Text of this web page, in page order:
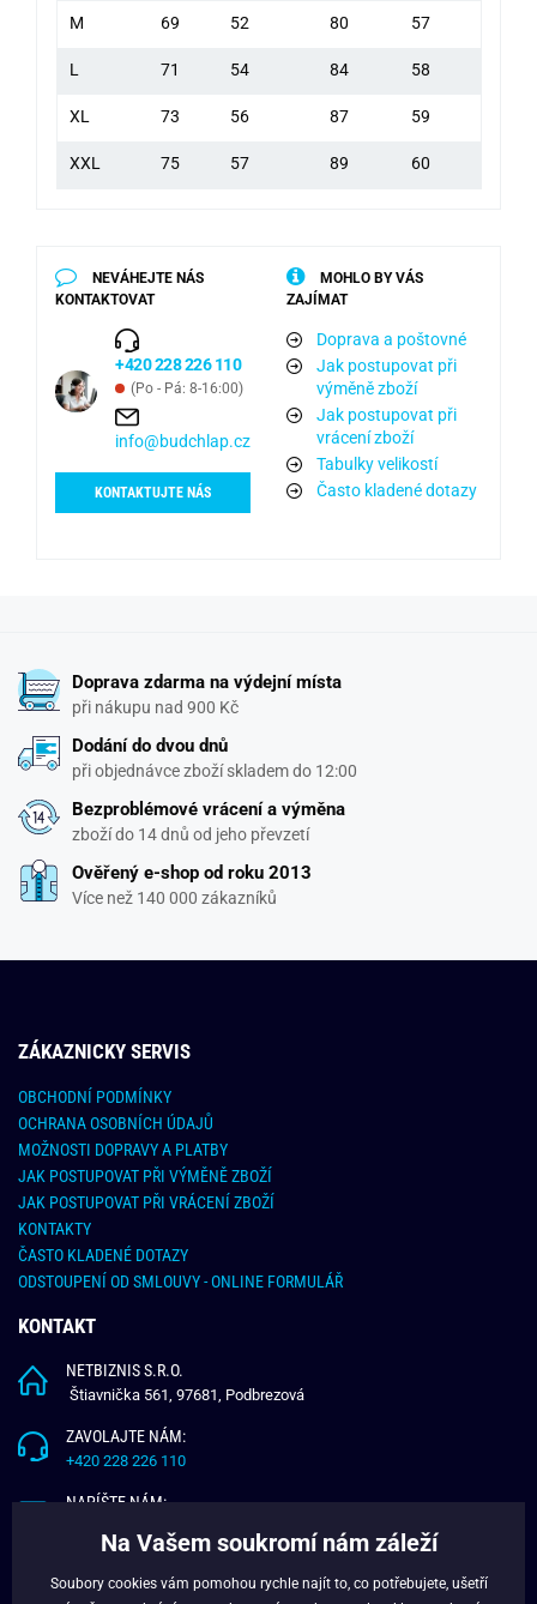
M 69 52 80 57
L 71 54 84 58
XL 73 56 87 59
XXL 75 57 89 60
NEVÁHEJTE NÁS
KONTAKTOVAT
+420 228 226 110
(Po - Pá: 8-16:00)
info@budchlap.cz
KONTAKTUJTE NÁS
MOHLO BY VÁS
ZAJÍMAT
Doprava a poštovné
Jak postupovat při
výměně zboží
Jak postupovat při
vrácení zboží
Tabulky velikostí
Často kladené dotazy
Doprava zdarma na výdejní místa
při nákupu nad 900 Kč
Dodání do dvou dnů
při objednávce zboží skladem do 12:00
Bezproblémové vrácení a výměna
zboží do 14 dnů od jeho převzetí
Ověřený e-shop od roku 2013
Více než 140 000 zákazníků
ZÁKAZNICKY SERVIS
OBCHODNÍ PODMÍNKY
OCHRANA OSOBNÍCH ÚDAJŮ
MOŽNOSTI DOPRAVY A PLATBY
JAK POSTUPOVAT PŘI VÝMĚNĚ ZBOŽÍ
JAK POSTUPOVAT PŘI VRÁCENÍ ZBOŽÍ
KONTAKTY
ČASTO KLADENÉ DOTAZY
ODSTOUPENÍ OD SMLOUVY - ONLINE FORMULÁŘ
KONTAKT
NETBIZNIS S.R.O.
Štiavnička 561, 97681, Podbrezová
ZAVOLAJTE NÁM:
+420 228 226 110
NAPÍŠTE NÁM:
Na Vašem soukromí nám záleží
Soubory cookies vám pomohou rychle najít to, co potřebujete, ušetří